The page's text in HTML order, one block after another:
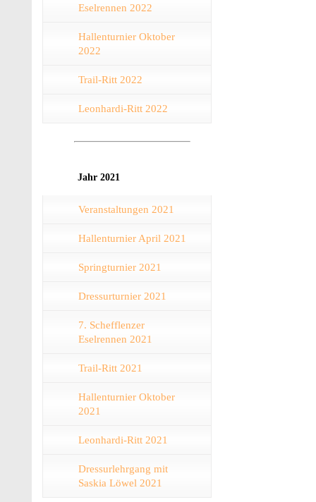
Eselrennen 2022
Hallenturnier Oktober
2022
Trail-Ritt 2022
Leonhardi-Ritt 2022
Jahr 2021
Veranstaltungen 2021
Hallenturnier April 2021
Springturnier 2021
Dressurturnier 2021
7. Schefflenzer
Eselrennen 2021
Trail-Ritt 2021
Hallenturnier Oktober
2021
Leonhardi-Ritt 2021
Dressurlehrgang mit
Saskia Löwel 2021